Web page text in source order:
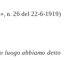
n. 26 del 22-6-1919)
luogo abbiamo detto